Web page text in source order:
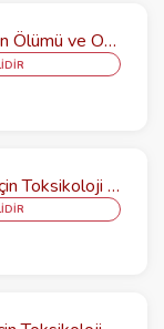
e-Kurs: Modül-1: Beyin Ölümü ve Organ Bağışı
e-Kurs: Yoğun Bakım İçin Toksikoloji Kursu Modül-2: Klinik Toksikoloji